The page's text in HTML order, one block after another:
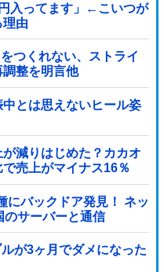
入ってます」←こいつが
由
つくれない、ストライ
整を明言他
中とは思えないヒール姿
が減りはじめた？カカオ
売上がマイナス16％
にバックドア発見！ ネッ
のサーバーと通信
が3ヶ月でダメになった